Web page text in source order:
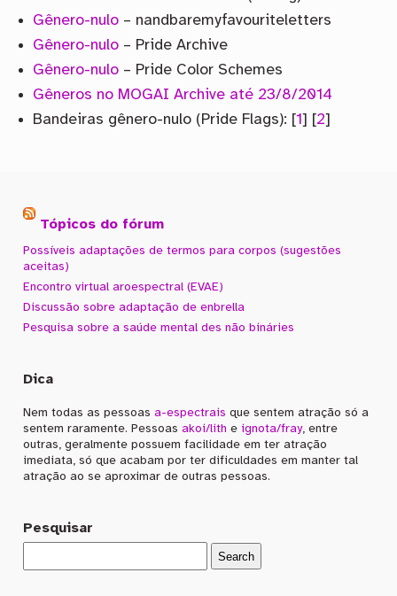
Gênero-nulo – nandbaremyfavouriteletters
Gênero-nulo – Pride Archive
Gênero-nulo – Pride Color Schemes
Gêneros no MOGAI Archive até 23/8/2014
Bandeiras gênero-nulo (Pride Flags): [1] [2]
Tópicos do fórum
Possíveis adaptações de termos para corpos (sugestões
aceitas)
Encontro virtual aroespectral (EVAE)
Discussão sobre adaptação de enbrella
Pesquisa sobre a saúde mental des não bináries
Dica
Nem todas as pessoasa-espectrais que sentem atração só a
sentem raramente. Pessoasakoi/lith e ignota/fray, entre
outras, geralmente possuem facilidade em ter atração
imediata, só que acabam por ter dificuldades em manter tal
atração ao se aproximar de outras pessoas.
Pesquisar